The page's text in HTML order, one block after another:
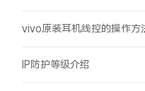
vivo原装耳机线控的操作方
IP防护等级介绍